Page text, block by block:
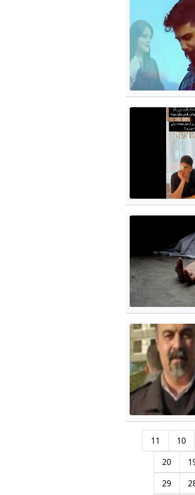
10
11
20
29